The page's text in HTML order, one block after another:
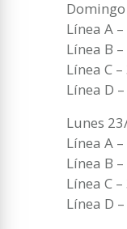
Línea A
Línea B
Línea C
Línea D
Lunes
Línea A
Línea B
Línea C
Línea D